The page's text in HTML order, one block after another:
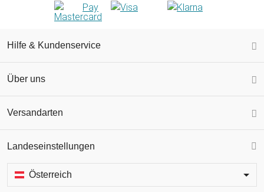
Hilfe & Kundenservice
Über uns
Versandarten
Landeseinstellungen
Österreich